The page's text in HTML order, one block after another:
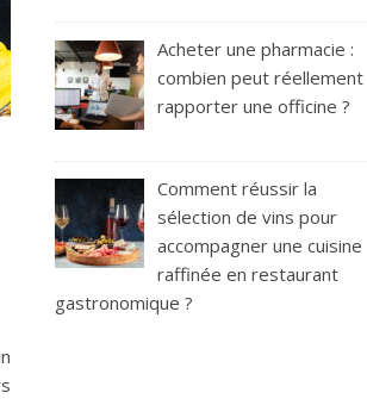
Acheter une pharmacie :
combien peut réellement
rapporter une officine ?
Comment réussir la
sélection de vins pour
accompagner une cuisine
raffinée en restaurant
gastronomique ?